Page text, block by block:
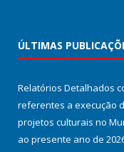
ÚLTIMAS
Relatórios Detalhados
referentes a execução
projetos culturais no
ao presente ano de